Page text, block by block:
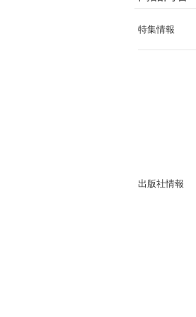
特集情報
出版社情報